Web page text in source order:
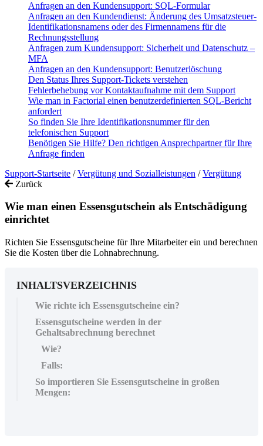
Anfragen an den Kundensupport: SQL-Formular
Anfragen an den Kundendienst: Änderung des Umsatzsteuer-
Identifikationsnamens oder des Firmennamens für die
Rechnungsstellung
Anfragen zum Kundensupport: Sicherheit und Datenschutz –
MFA
Anfragen an den Kundensupport: Benutzerlöschung
Den Status Ihres Support-Tickets verstehen
Fehlerbehebung vor Kontaktaufnahme mit dem Support
Wie man in Factorial einen benutzerdefinierten SQL-Bericht
anfordert
So finden Sie Ihre Identifikationsnummer für den
telefonischen Support
Benötigen Sie Hilfe? Den richtigen Ansprechpartner für Ihre
Anfrage finden
Support-Startseite / Vergütung und Sozialleistungen / Vergütung
Zurück
Wie man einen Essensgutschein als Entschädigung
einrichtet
Richten Sie Essensgutscheine für Ihre Mitarbeiter ein und berechnen
Sie die Kosten über die Lohnabrechnung.
INHALTSVERZEICHNIS
Wie richte ich Essensgutscheine ein?
Essensgutscheine werden in der
Gehaltsabrechnung berechnet
Wie?
Falls:
So importieren Sie Essensgutscheine in großen
Mengen: